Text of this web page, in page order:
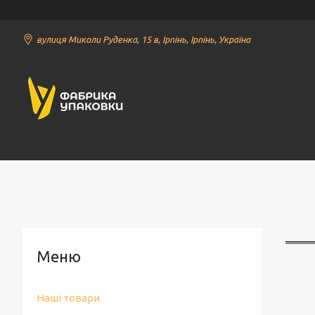
вулиця Миколи Руденка, 15 в, Ірпінь, Ірпінь, Україна
Наші товари